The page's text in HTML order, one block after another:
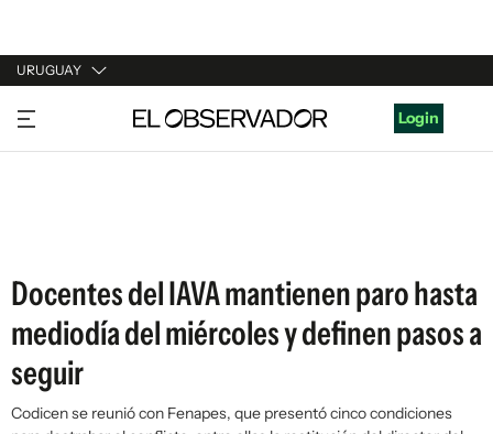
URUGUAY
URUGUAY
ARGENTINA
Login
Docentes del IAVA mantienen paro hasta
mediodía del miércoles y definen pasos a
seguir
Codicen se reunió con Fenapes, que presentó cinco condiciones